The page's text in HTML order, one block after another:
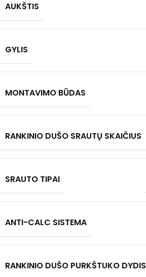
AUKŠTIS
GYLIS
MONTAVIMO BŪDAS
RANKINIO DUŠO SRAUTŲ SKAIČIUS
SRAUTO TIPAI
ANTI-CALC SISTEMA
RANKINIO DUŠO PURKŠTUKO DYDIS